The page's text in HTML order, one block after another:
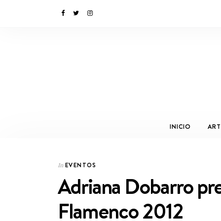
INICIO
In EVENTOS
Adriana Dobarro
Flamenco 2012